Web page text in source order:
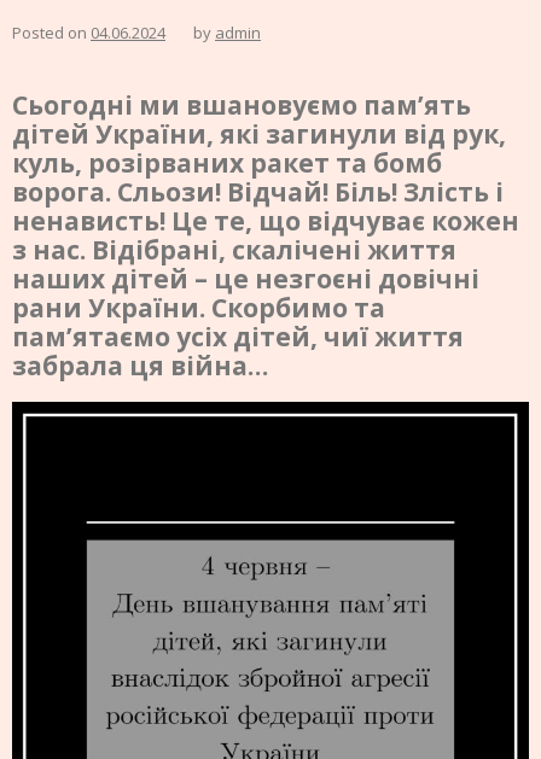
Posted on 04.06.2024 by admin
Сьогодні ми вшановуємо пам’ять
дітей України, які загинули від рук,
куль, розірваних ракет та бомб
ворога. Сльози! Відчай! Біль! Злість і
ненависть! Це те, що відчуває кожен
з нас. Відібрані, скалічені життя
наших дітей – це незгоєні довічні
рани України. Скорбимо та
пам’ятаємо усіх дітей, чиї життя
забрала ця війна…